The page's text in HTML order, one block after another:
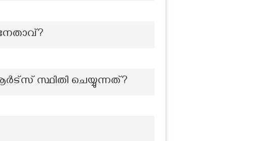
നേതാവ്?
സ്ഥിതി ചെയ്യുന്നത്?